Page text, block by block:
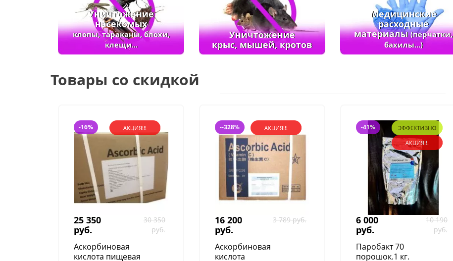
Уничтожение
насекомых
клопы, тараканы, блохи,
клещи...
Уничтожение
крыс, мышей, кротов
Медицинские
расходные
материалы(перчатки,
бахилы...)
Товары со скидкой
-16%
25 350
руб.
30 350
руб.
Аскорбиновая
кислота пищевая
--328%
16 200
руб.
3 789 руб.
Аскорбиновая
кислота
-41%
6 000
руб.
10 190
руб.
Паробакт 70
порошок.1 кг.